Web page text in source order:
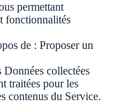
permettant
fonctionnalités
de : Proposer un
collectées
traitées pour les
contenus du Service.